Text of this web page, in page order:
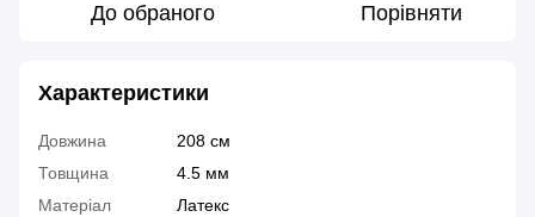
До обраного Порівняти
Характеристики
Довжина
208 см
Товщина
4.5 мм
Матеріал
Латекс